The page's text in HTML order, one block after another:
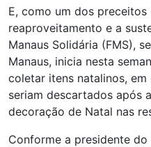
E, como um dos
reaproveitamento e a
Manaus Solidária (FMS),
Manaus, inicia nesta
coletar itens natalinos,
seriam descartados após
decoração de Natal nas
Conforme a presidente do